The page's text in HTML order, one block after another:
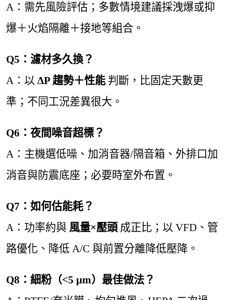
A：需先風險評估；多數情境建議採洩爆或抑
爆＋火焰隔離＋接地等組合。
Q5：濾材多久換？
A：以 ΔP 趨勢＋性能判斷，比固定天數更
準；不同工況差異很大。
Q6：夜間噪音超標？
A：主機選低噪、加消音器/隔音箱、外排口加
消音與防震底座；必要時室外布置。
Q7：如何估能耗？
A：功率約與 風量×壓頭 成正比；以 VFD、管
路優化、降低 A/C 與前置分離降低壓降。
Q8：細粉（<5 μm）最佳做法？